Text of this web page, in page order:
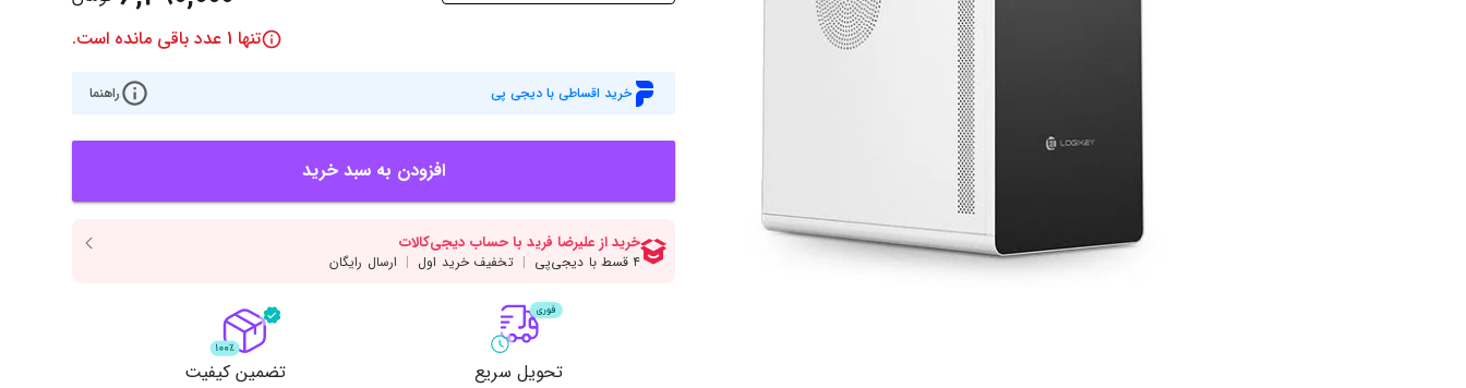
اکسسوری
کول پد
کابل‌ها
منبع تغذیه (پاور)
رم
مادربرد
تنها 1 عدد باقی مانده است.
خرید اقساطی با دیجی پی راهنما
افزودن به سبد خرید
تحویل سریع تضمین کیفیت